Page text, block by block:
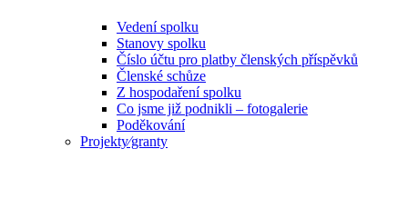
Vedení spolku
Stanovy spolku
Číslo účtu pro platby členských příspěvků
Členské schůze
Z hospodaření spolku
Co jsme již podnikli – fotogalerie
Poděkování
Projekty⁄granty